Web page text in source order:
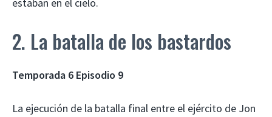
estaban en el cielo.
2. La batalla de los bastardos
Temporada 6 Episodio 9
La ejecución de la batalla final entre el ejército de Jon